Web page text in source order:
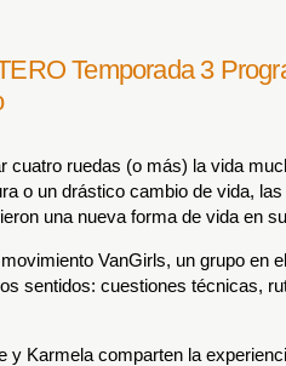
Temporada 3
cuatro ruedas (o más) la vida
o un drástico cambio de vida,
una nueva forma de vida en
VanGirls, un grupo en
sentidos: cuestiones técnicas,
y Karmela comparten la